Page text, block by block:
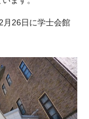
流プログラ
ご質問
アーカイブ
ージ
月26日に学士会館